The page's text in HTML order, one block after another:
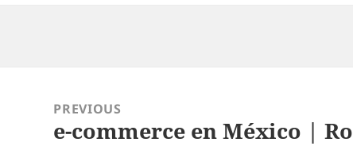
navigationPREVIOUS
Previous
e-commerce en México |